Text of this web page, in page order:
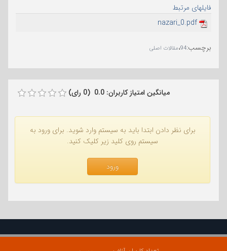
فایلهای مرتبط
nazari_0.pdf
برچسب:
94،مقالات اصلی
میانگین امتیاز کاربران: 0.0 (0 رای)
برای نظر دادن ابتدا باید به سیستم وارد شوید. برای ورود به
سیستم روی کلید زیر کلیک کنید.
ورود